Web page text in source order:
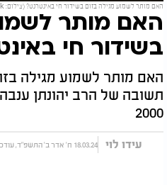
האם מותר לשמוע מגילה בזום בשידור חי באינטרנט? (צילום: Hayim Barukh/shutterstock)
האם מותר
בשידור חי
האם מותר לשמוע מגילה
תשובה של הרב יהונתן
2000
עידו לוי 18.03.24 ח' אדר ב' התשפ"ד, עודכן 15:46 26.03.24